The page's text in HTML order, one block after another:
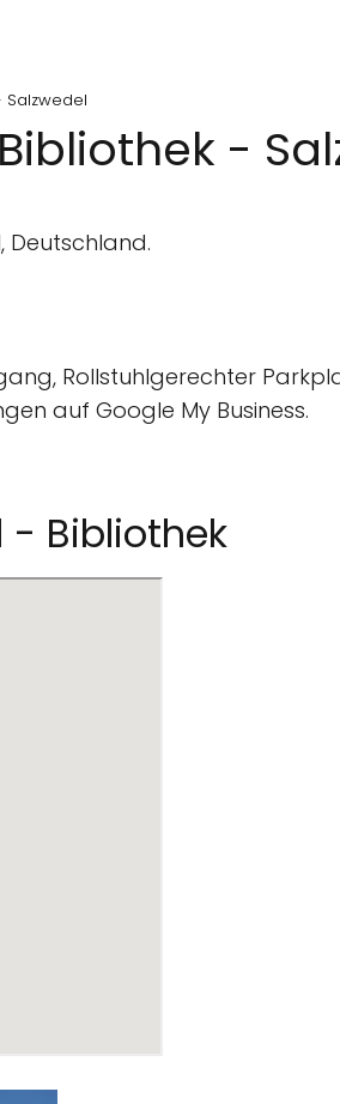
Salzwedel
-
Deutschland.
Rollstuhlgerechter
auf Google My Business.
- Bibliothek